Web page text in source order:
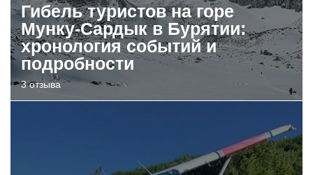
Гибель туристов на горе
Мунку-Сардык в Бурятии:
хронология событий и
подробности
3 отзыва